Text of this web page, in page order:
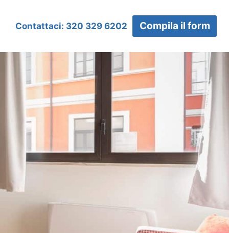
Contattaci: 320 329 6202 Compila il form